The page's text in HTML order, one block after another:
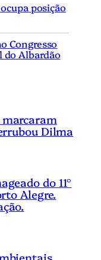
posição
Congresso
do Albardão
Dilma
do 11°
Alegre.